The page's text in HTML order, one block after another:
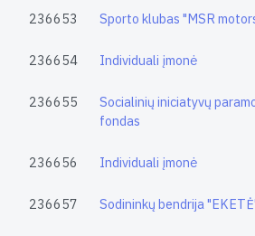
236653 Sporto klubas "MSR
236654 Individuali įmonė
236655
Socialinių iniciatyvų
fondas
236656 Individuali įmonė
236657 Sodininkų bendrija